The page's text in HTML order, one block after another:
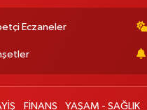
Eczaneler
FİNANS YAŞAM - SAĞLIK